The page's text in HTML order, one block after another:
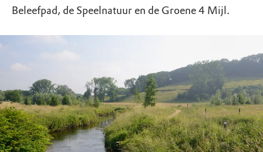
Beleefpad, de Speelnatuur en de Groene 4 Mijl.